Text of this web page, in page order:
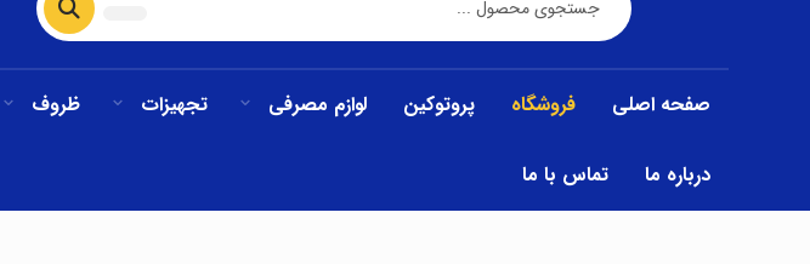
صفحه اصلی فروشگاه پروتوکین لوازم مصرفی تجهیزات ظروف
درباره ما تماس با ما